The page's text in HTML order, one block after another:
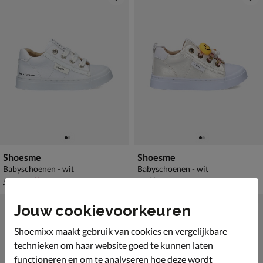
Shoesme
Babyschoenen - wit
van € 59,99 voor € 41,99
59 41,99
Shoesme
Babyschoenen - wit
€ 69,99
69,99
Jouw cookievoorkeuren
Shoemixx maakt gebruik van cookies en vergelijkbare
technieken om haar website goed te kunnen laten
functioneren en om te analyseren hoe deze wordt